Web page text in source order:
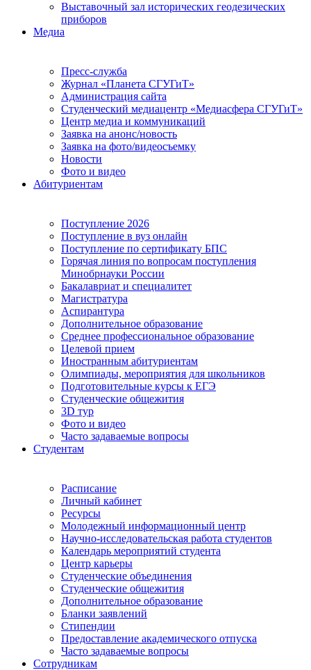
Выставочный зал исторических геодезических
приборов
Медиа
Пресс-служба
Журнал «Планета СГУГиТ»
Администрация сайта
Студенческий медиацентр «Медиасфера СГУГиТ»
Центр медиа и коммуникаций
Заявка на анонс/новость
Заявка на фото/видеосъемку
Новости
Фото и видео
Абитуриентам
Поступление 2026
Поступление в вуз онлайн
Поступление по сертификату БПС
Горячая линия по вопросам поступления
Минобрнауки России
Бакалавриат и специалитет
Магистратура
Аспирантура
Дополнительное образование
Среднее профессиональное образование
Целевой прием
Иностранным абитуриентам
Олимпиады, мероприятия для школьников
Подготовительные курсы к ЕГЭ
Студенческие общежития
3D тур
Фото и видео
Часто задаваемые вопросы
Студентам
Расписание
Личный кабинет
Ресурсы
Молодежный информационный центр
Научно-исследовательская работа студентов
Календарь мероприятий студента
Центр карьеры
Студенческие объединения
Студенческие общежития
Дополнительное образование
Бланки заявлений
Стипендии
Предоставление академического отпуска
Часто задаваемые вопросы
Сотрудникам